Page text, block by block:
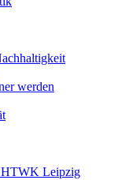
werden
HTWK Leipzig